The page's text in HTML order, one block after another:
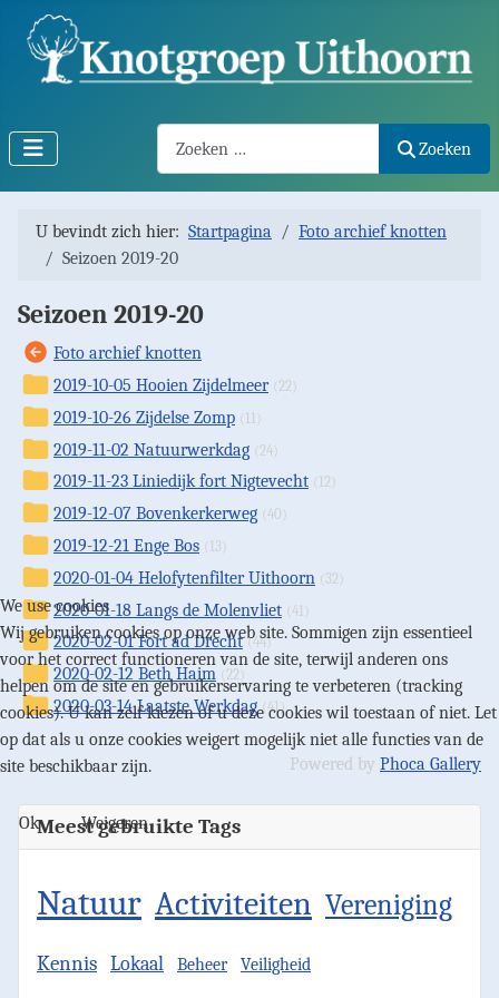
Zoeken
U bevindt zich hier: Startpagina
Foto archief knotten
Seizoen 2019-20
Seizoen 2019-20
Foto archief knotten
2019-10-05 Hooien Zijdelmeer (22)
2019-10-26 Zijdelse Zomp (11)
2019-11-02 Natuurwerkdag (24)
2019-11-23 Liniedijk fort Nigtevecht (12)
2019-12-07 Bovenkerkerweg (40)
2019-12-21 Enge Bos (13)
2020-01-04 Helofytenfilter Uithoorn (32)
2020-01-18 Langs de Molenvliet (41)
2020-02-01 Fort ad Drecht (44)
2020-02-12 Beth Haim (22)
2020-03-14 Laatste Werkdag (41)
Powered by Phoca Gallery
Meest gebruikte Tags
Natuur Activiteiten Vereniging
Kennis Lokaal Beheer Veiligheid
We use cookies
Wij gebruiken cookies op onze web site. Sommigen zijn essentieel
voor het correct functioneren van de site, terwijl anderen ons
helpen om de site en gebruikerservaring te verbeteren (tracking
cookies). U kan zelf kiezen of u deze cookies wil toestaan of niet. Let
op dat als u onze cookies weigert mogelijk niet alle functies van de
site beschikbaar zijn.
Ok Weigeren